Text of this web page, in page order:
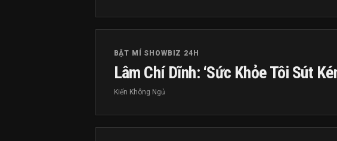
BẬT MÍ SHOWBIZ 24H
Lâm Chí Dĩnh: ‘Sức Khỏe Tôi Sút
Kiến Không Ngủ